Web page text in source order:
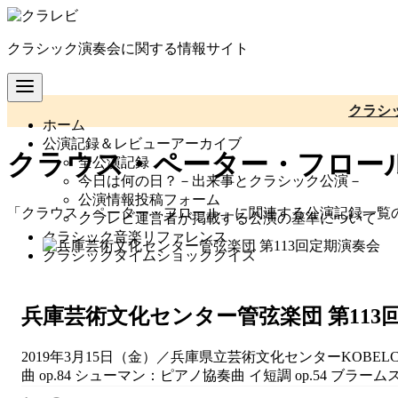
コ
テ
ン
ツ
移
クラシック演奏会に関する情報サイト
ホーム
公演記録＆レビューアーカイブ
全公演記録
今日は何の日？－出来事とクラシック公演－
公演情報投稿フォーム
クラレビ運営者が掲載する公演の基準について
クラシック音楽リファレンス
クラシックタイムショッククイズ
クラシ
クラウス・ペーター・フロー
「クラウス・ペーター・フロール」に関連する公演記録一覧
兵庫芸術文化センター管弦楽団 第113
2019年3月15日（金）／兵庫県立芸術文化センター
曲 op.84 シューマン：ピアノ協奏曲 イ短調 op.54 ブラー